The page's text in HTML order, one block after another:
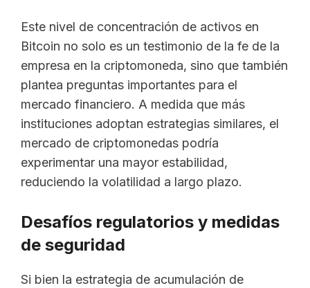
Este nivel de concentración de activos en
Bitcoin no solo es un testimonio de la fe de la
empresa en la criptomoneda, sino que también
plantea preguntas importantes para el
mercado financiero. A medida que más
instituciones adoptan estrategias similares, el
mercado de criptomonedas podría
experimentar una mayor estabilidad,
reduciendo la volatilidad a largo plazo.
Desafíos regulatorios y medidas
de seguridad
Si bien la estrategia de acumulación de